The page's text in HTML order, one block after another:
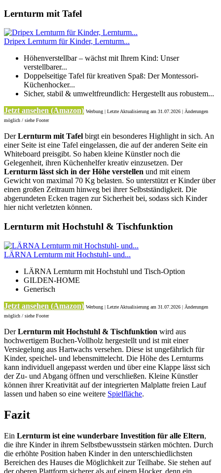
Lernturm mit Tafel
Dripex Lernturm für Kinder, Lernturm...
Höhenverstellbar – wächst mit Ihrem Kind: Unser
verstellbarer...
Doppelseitige Tafel für kreativen Spaß: Der Montessori-
Küchenhocker...
Sicher, stabil & umweltfreundlich: Hergestellt aus robustem...
Jetzt ansehen (Amazon) Werbung | Letzte Aktualisierung am 31.07.2026 | Änderungen
möglich / siehe Footer
DerLernturm mit Tafel birgt ein besonderes Highlight in sich. An
einer Seite ist eine Tafel eingelassen, die auf der anderen Seite ein
Whiteboard preisgibt. So haben kleine Künstler noch die
Gelegenheit, ihren Küchenhelfer kreativ einzusetzen. Der
Lernturm lässt sich in der Höhe verstellen und mit einem
Gewicht von maximal 70 Kg belasten. So unterstützt er Kinder über
einen großen Zeitraum hinweg bei ihrer Selbstständigkeit. Die
abgerundeten Ecken tragen zur Sicherheit bei, sodass sich Kinder
hier nicht verletzten können.
Lernturm mit Hochstuhl & Tischfunktion
LÄRNA Lernturm mit Hochstuhl- und...
LÄRNA Lernturm mit Hochstuhl und Tisch-Option
GILDEN-HOME
Generisch
Jetzt ansehen (Amazon) Werbung | Letzte Aktualisierung am 31.07.2026 | Änderungen
möglich / siehe Footer
DerLernturm mit Hochstuhl & Tischfunktion wird aus
hochwertigem Buchen-Vollholz hergestellt und ist mit einer
Versiegelung aus Hartwachs versehen. Diese ist ungefährlich für
Kinder, speichel- und lebensmittelecht. Die Höhe des Lernturms
kann individuell angepasst werden und über eine Klappe lässt sich
der Zu- und Abgang öffnen und verschließen. Kleine Künstler
können ihrer Kreativität auf der integrierten Malplatte freien Lauf
lassen und haben so eine weitere Spielfläche.
Fazit
Ein Lernturm ist eine wunderbare Investition für alle Eltern,
die ihre Kinder in ihrem Selbstbewusstsein stärken möchten. Durch
die erhöhte Position haben Kinder in den unterschiedlichsten
Bereichen des Hauses die Möglichkeit zur Teilhabe. Sie stehen auf
der oberen Plattform sicherer als auf einem Hocker, denn ein